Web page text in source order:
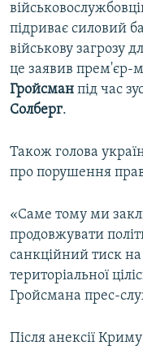
Усі сайти RFE/RL
підриває силовий
військову загрозу
це заявив прем'єр-
Гройсман під час
Солберг.
Також голова
про порушення
«Саме тому ми
продовжувати
санкційний тиск
територіальної
Гройсмана прес-
Після анексії